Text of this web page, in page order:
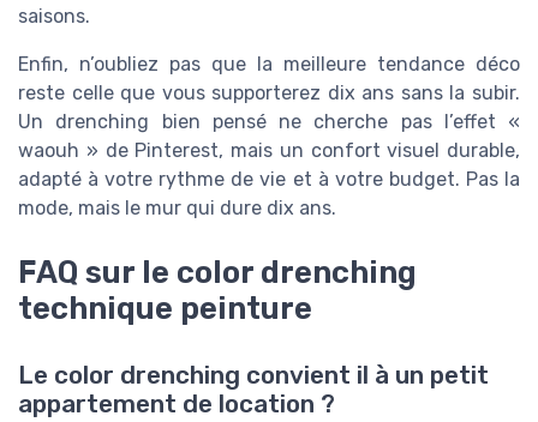
saisons.
Enfin, n’oubliez pas que la meilleure tendance déco
reste celle que vous supporterez dix ans sans la subir.
Un drenching bien pensé ne cherche pas l’effet «
waouh » de Pinterest, mais un confort visuel durable,
adapté à votre rythme de vie et à votre budget. Pas la
mode, mais le mur qui dure dix ans.
FAQ sur le color drenching
technique peinture
Le color drenching convient il à un petit
appartement de location ?